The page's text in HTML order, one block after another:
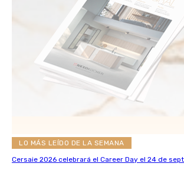
LO MÁS LEÍDO DE LA SEMANA
Cersaie 2026 celebrará el Career Day el 24 de